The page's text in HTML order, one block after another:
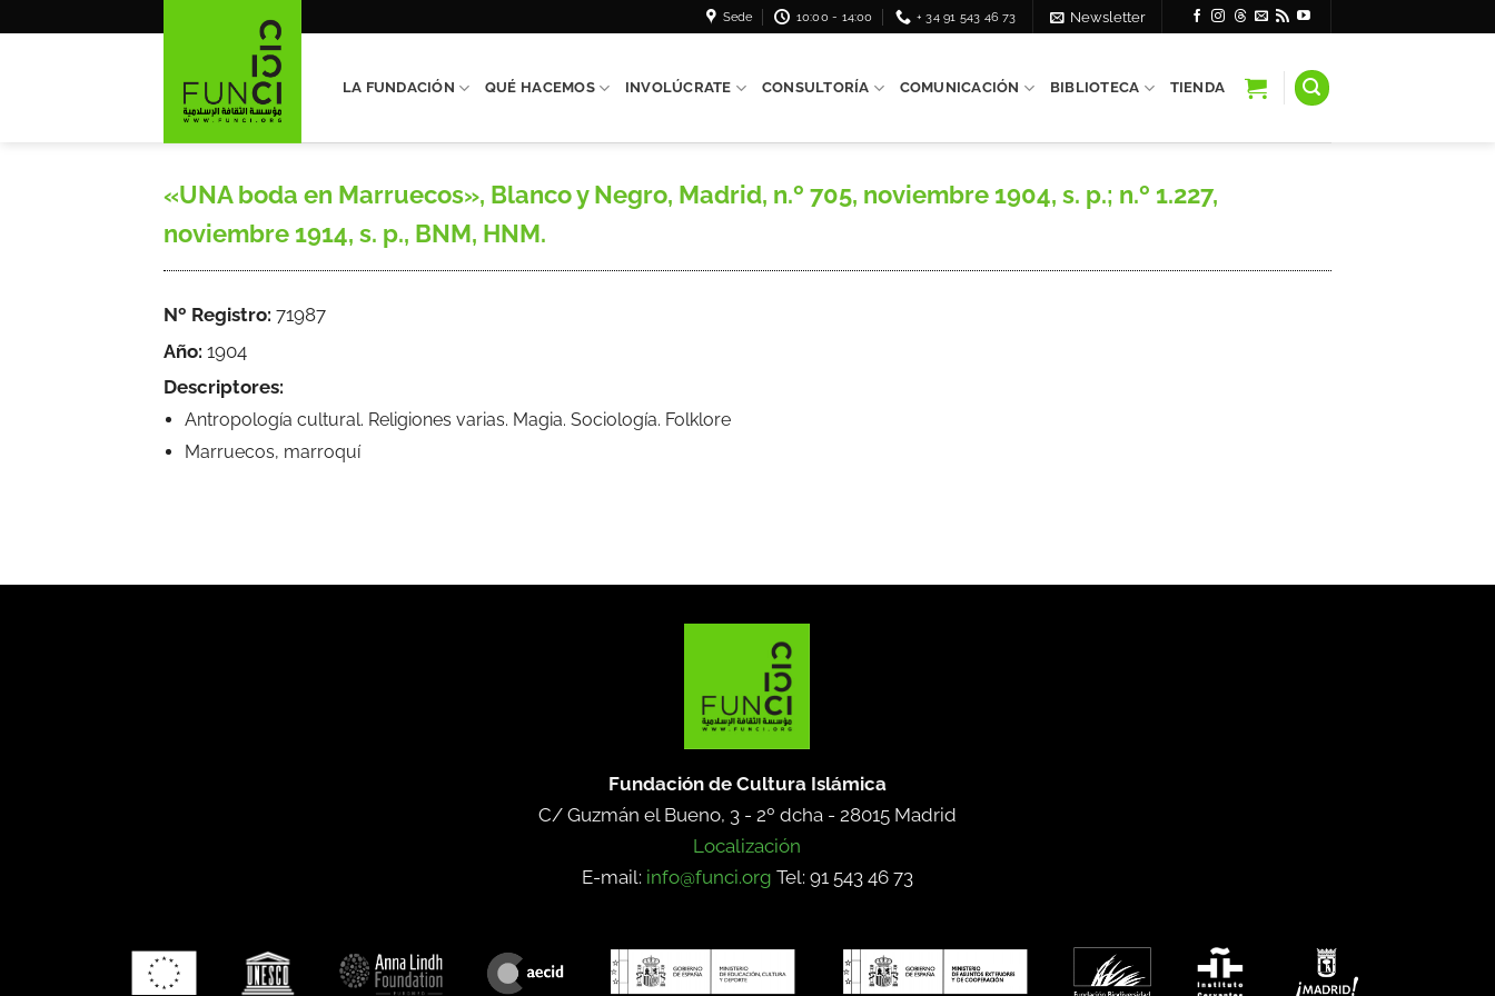
Sede 10:00 - 14:00 + 34 91 543 46 73 Newsletter
LA FUNDACIÓN QUÉ HACEMOS INVOLÚCRATE CONSULTORÍA COMUNICACIÓN BIBLIOTECA TIENDA
«UNA boda en Marruecos», Blanco y Negro, Madrid, n.º 705, noviembre 1904, s. p.; n.º 1.227,
noviembre 1914, s. p., BNM, HNM.
Nº Registro: 71987
Año: 1904
Descriptores:
Antropología cultural. Religiones varias. Magia. Sociología. Folklore
Marruecos, marroquí
Fundación de Cultura Islámica
C/ Guzmán el Bueno, 3 - 2º dcha - 28015 Madrid
Localización
E-mail: info@funci.org Tel: 91 543 46 73